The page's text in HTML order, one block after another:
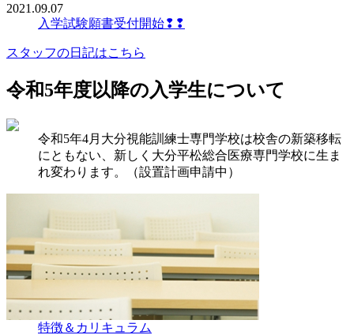
2021.09.07
入学試験願書受付開始❢❢
スタッフの日記はこちら
令和5年度以降の入学生について
令和5年4月大分視能訓練士専門学校は校舎の新築移転
にともない、新しく大分平松総合医療専門学校に生ま
れ変わります。（設置計画申請中）
特徴＆カリキュラム